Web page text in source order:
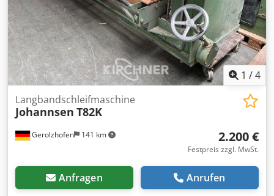
1 /4
Gerolzhofen 141 km
Langbandschleifmaschine
Johannsen T82K
2.200 €
Festpreis zzgl. MwSt.
Anfragen Anrufen